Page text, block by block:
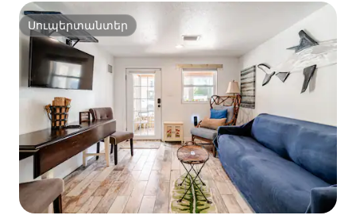
Սուպերտանտեր
Սուպերտանտեր